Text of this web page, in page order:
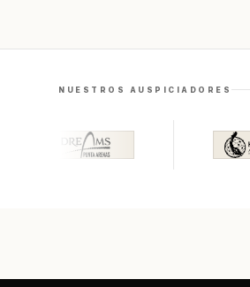
NUESTROS AUSPICIADORES